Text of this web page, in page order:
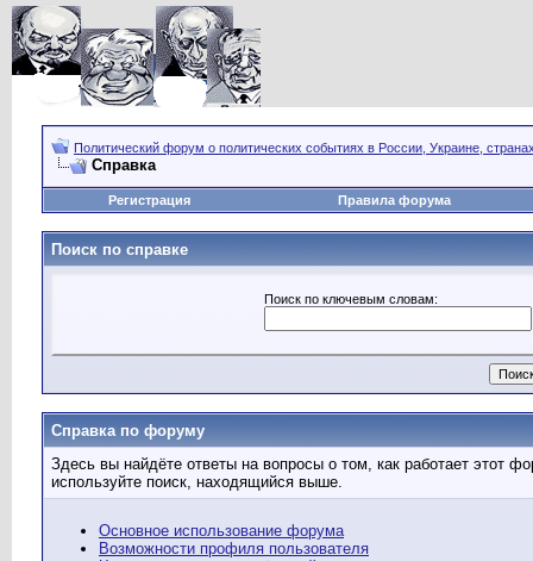
Политический форум о политических событиях в России, Украине,
Справка
Регистрация Правила форума
Поиск по справке
Поиск по ключевым словам:
Справка по форуму
Здесь вы найдёте ответы на вопросы о том, как работает этот
используйте поиск, находящийся выше.
Основное использование форума
Возможности профиля пользователя